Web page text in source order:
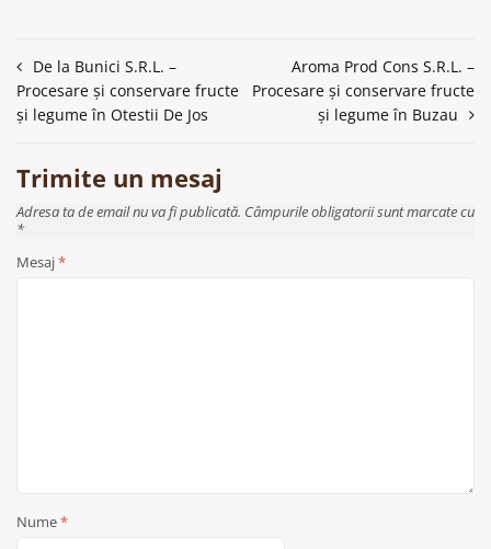
Navigare
în
De la Bunici S.R.L. –
Procesare și conservare fructe
și legume în Otestii De Jos
Aroma Prod Cons S.R.L. –
Procesare și conservare fructe
și legume în Buzau
Trimite un mesaj
Adresa ta de email nu va fi publicată. Câmpurile obligatorii sunt marcate cu
*
Mesaj*
Nume*